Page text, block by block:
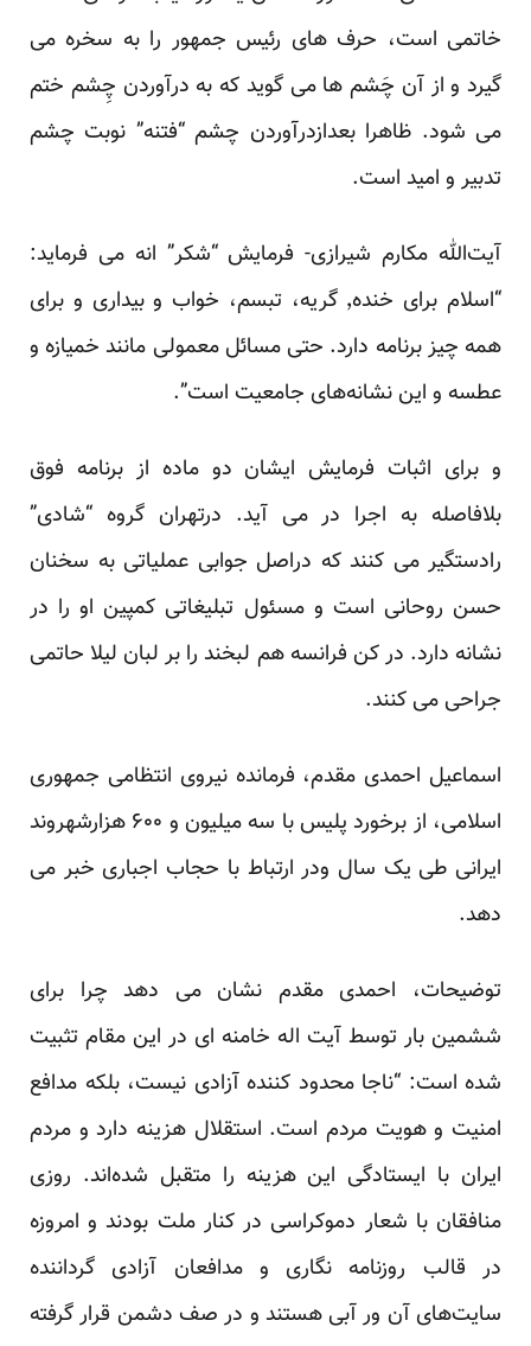
خاتمی است، حرف های رئیس جمهور را به سخره می
گیرد و از آن چَشم ها می گوید که به درآوردن چِشم ختم
می شود. ظاهرا بعدازدرآوردن چشم “فتنه” نوبت چشم
تدبیر و امید است.
آیت‌الله مکارم شیرازی- فرمایش “شکر” انه می فرماید:
“اسلام برای خنده٬ گریه، تبسم، خواب و بیداری و برای
همه چیز برنامه دارد. حتی مسائل معمولی مانند خمیازه و
عطسه و این نشانه‌های جامعیت است”.
و برای اثبات فرمایش ایشان دو ماده از برنامه فوق
بلافاصله به اجرا در می آید. درتهران گروه “شادی”
رادستگیر می کنند که دراصل جوابی عملیاتی به سخنان
حسن روحانی است و مسئول تبلیغاتی کمپین او را در
نشانه دارد. در کن فرانسه هم لبخند را بر لبان لیلا حاتمی
جراحی می کنند.
اسماعیل احمدی مقدم، فرمانده نیروی انتظامی جمهوری
اسلامی، از برخورد پلیس با سه میلیون و ۶۰۰ هزارشهروند
ایرانی طی یک سال ودر ارتباط با حجاب اجباری خبر می
دهد.
توضیحات، احمدی مقدم نشان می دهد چرا برای
ششمین بار توسط آیت اله خامنه ای در این مقام تثبیت
شده است: “ناجا محدود کننده آزادی نیست، بلکه مدافع
امنیت و هویت مردم است. استقلال هزینه دارد و مردم
ایران با ایستادگی این هزینه را متقبل شده‌اند. روزی
منافقان با شعار دموکراسی در کنار ملت بودند و امروزه
در قالب روزنامه نگاری و مدافعان آزادی گرداننده
سایت‌های آن ور آبی هستند و در صف دشمن قرار گرفته